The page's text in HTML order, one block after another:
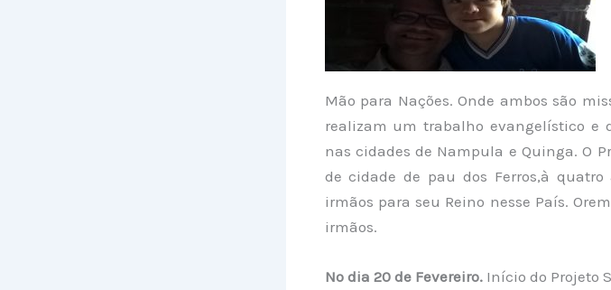
Mão para Nações. Onde ambos são
realizam um trabalho evangelístico e
nas cidades de Nampula e Quinga. O
de cidade de pau dos Ferros,à
irmãos para seu Reino nesse País.
irmãos.
No dia 20 de Fevereiro. Início do Projeto